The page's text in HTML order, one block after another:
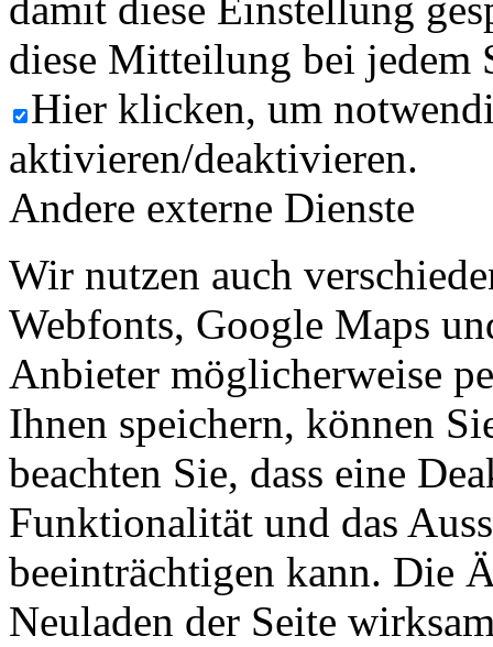
damit diese Einstellung
diese Mitteilung bei jedem
Hier klicken, um
aktivieren/deaktivieren.
Andere externe Dienste
Wir nutzen auch
Webfonts, Google Maps
Anbieter möglicherweise
Ihnen speichern, können
beachten Sie, dass eine
Funktionalität und das
beeinträchtigen kann. Die
Neuladen der Seite